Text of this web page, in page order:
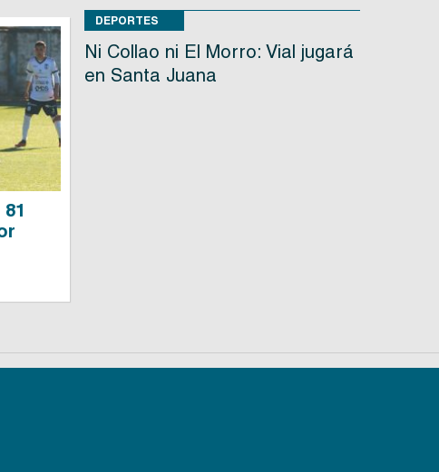
DEPORTES
Ni Collao ni El Morro: Vial jugará
en Santa Juana